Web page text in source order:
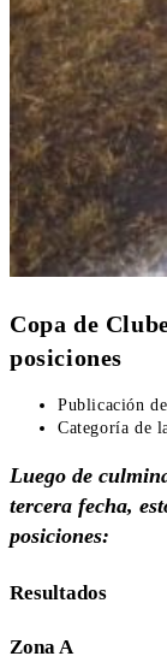
Copa de
posiciones
Publicación
Categoría de
Luego de
tercera fecha,
posiciones:
Resultados
Zona A